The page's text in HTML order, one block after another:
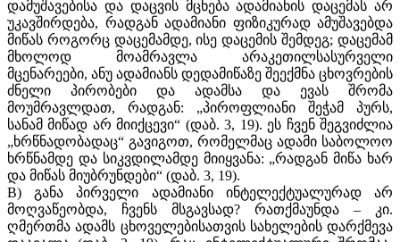
დამუშავებისა და დაცვის მცნება ადამიანის დაცემას არ
უკავშირდება, რადგან ადამიანი ფიზიკურად ამუშავებდა
მიწას როგორც დაცემამდე, ისე დაცემის შემდეგ; დაცემამ
მხოლოდ მოამრავლა არაკეთილსასურველი
მცენარეები, ანუ ადამიანს დედამიწაზე შეექმნა ცხოვრების
ძნელი პირობები და ადამსა და ევას შრომა
მოუმრავლდათ, რადგან: „პიროფლიანი შეჭამ პურს,
სანამ მიწად არ მიიქცევი“ (დაბ. 3, 19). ეს ჩვენ შეგვიძლია
„ხრწნადობადაც“ გავიგოთ, რომელმაც ადამი საბოლოო
ხრწნამდე და სიკვდილამდე მიიყვანა: „რადგან მიწა ხარ
და მიწას მიუბრუნდები“ (დაბ. 3, 19).
B) განა პირველი ადამიანი ინტელექტუალურად არ
მოღვაწეობდა, ჩვენს მსგავსად? რათქმაუნდა – კი.
ღმერთმა ადამს ცხოველებისათვის სახელების დარქმევა